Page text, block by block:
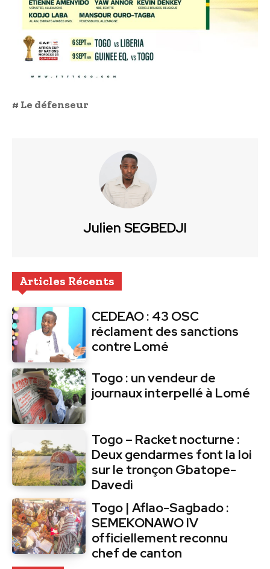
# Le défenseur
Julien SEGBEDJI
Articles Récents
CEDEAO : 43 OSC
réclament des sanctions
contre Lomé
Togo : un vendeur de
journaux interpellé à Lomé
Togo – Racket nocturne :
Deux gendarmes font la loi
sur le tronçon Gbatope-
Davedi
Togo | Aflao-Sagbado :
SEMEKONAWO IV
officiellement reconnu
chef de canton